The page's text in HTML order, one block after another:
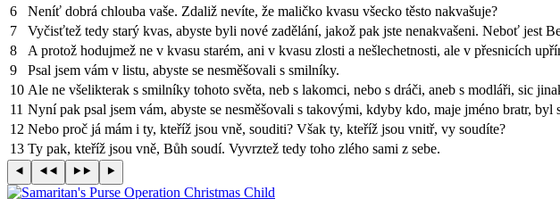
6
Neníť dobrá chlouba vaše. Zdaliž nevíte, že maličko kvasu všecko těsto nakvašuje?
7
Vyčisťtež tedy starý kvas, abyste byli nové zadělání, jakož pak jste nenakvašeni. Neboť jest
8
A protož hodujmež ne v kvasu starém, ani v kvasu zlosti a nešlechetnosti, ale v přesnicích
9
Psal jsem vám v listu, abyste se nesměšovali s smilníky.
10 Ale ne všelikterak s smilníky tohoto světa, neb s lakomci, nebo s dráči, aneb s modláři, sic
11 Nyní pak psal jsem vám, abyste se nesměšovali s takovými, kdyby kdo, maje jméno bratr,
12 Nebo proč já mám i ty, kteříž jsou vně, souditi? Však ty, kteříž jsou vnitř, vy soudíte?
13 Ty pak, kteříž jsou vně, Bůh soudí. Vyvrztež tedy toho zlého sami z sebe.